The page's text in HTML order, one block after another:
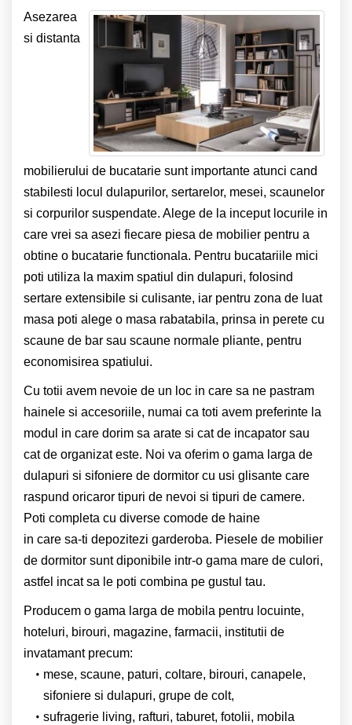
Asezarea
si distanta
mobilierului de bucatarie sunt importante atunci cand
stabilesti locul dulapurilor, sertarelor, mesei, scaunelor
si corpurilor suspendate. Alege de la inceput locurile in
care vrei sa asezi fiecare piesa de mobilier pentru a
obtine o bucatarie functionala. Pentru bucatariile mici
poti utiliza la maxim spatiul din dulapuri, folosind
sertare extensibile si culisante, iar pentru zona de luat
masa poti alege o masa rabatabila, prinsa in perete cu
scaune de bar sau scaune normale pliante, pentru
economisirea spatiului.
Cu totii avem nevoie de un loc in care sa ne pastram
hainele si accesoriile, numai ca toti avem preferinte la
modul in care dorim sa arate si cat de incapator sau
cat de organizat este. Noi va oferim o gama larga de
dulapuri si sifoniere de dormitor cu usi glisante care
raspund oricaror tipuri de nevoi si tipuri de camere.
Poti completa cu diverse comode de haine
in care sa-ti depozitezi garderoba. Piesele de mobilier
de dormitor sunt diponibile intr-o gama mare de culori,
astfel incat sa le poti combina pe gustul tau.
Producem o gama larga de mobila pentru locuinte,
hoteluri, birouri, magazine, farmacii, institutii de
invatamant precum:
mese, scaune, paturi, coltare, birouri, canapele,
sifoniere si dulapuri, grupe de colt,
sufragerie living, rafturi, taburet, fotolii, mobila